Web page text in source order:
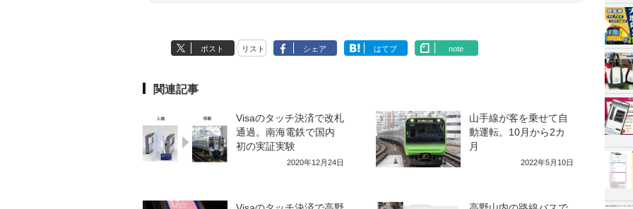
ポスト リスト シェア はてブ note
関連記事
Visaのタッチ決済で改札
通過。南海電鉄で国内
初の実証実験
2020年12月24日
山手線が客を乗せて自
動運転。10月から2カ
月
2022年5月10日